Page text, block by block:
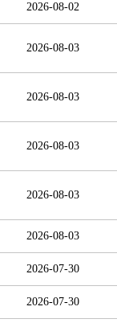
2026-08-02
2026-08-03
2026-08-03
2026-08-03
2026-08-03
2026-08-03
2026-07-30
2026-07-30